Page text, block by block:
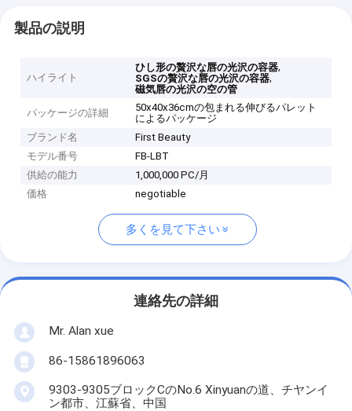
製品の説明
ハイライト
ひし形の贅沢な唇の光沢の容器,
SGSの贅沢な唇の光沢の容器,
磁気唇の光沢の空の管
パッケージの詳細
50x40x36cmの包まれる伸びるパレット
によるパッケージ
ブランド名
First Beauty
モデル番号
FB-LBT
供給の能力
1,000,000 PC/月
価格
negotiable
多くを見て下さい
連絡先の詳細
Mr. Alan xue
86-15861896063
9303-9305ブロックCのNo.6 Xinyuanの道、チヤンイ
ン都市、江蘇省、中国